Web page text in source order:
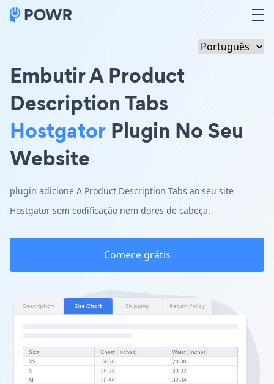
Embutir A Product
Description Tabs
Hostgator Plugin No Seu
Website
plugin adicione A Product Description Tabs ao seu site
Hostgator sem codificação nem dores de cabeça.
Comece grátis